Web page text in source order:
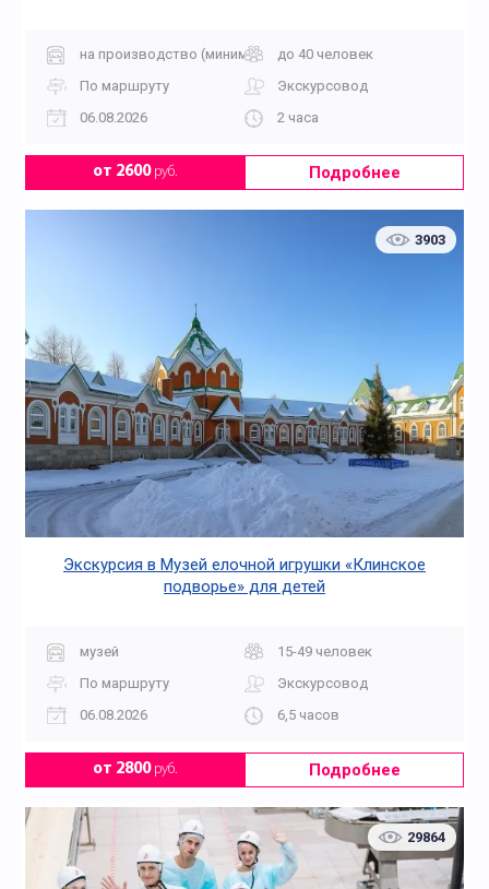
на производство (минимальный заказ от 10 билетов)
до 40 человек
По маршруту
Экскурсовод
06.08.2026
2 часа
от 2600руб. Подробнее
3903
Экскурсия в Музей елочной игрушки «Клинское
подворье» для детей
музей
15-49 человек
По маршруту
Экскурсовод
06.08.2026
6,5 часов
от 2800руб. Подробнее
29864